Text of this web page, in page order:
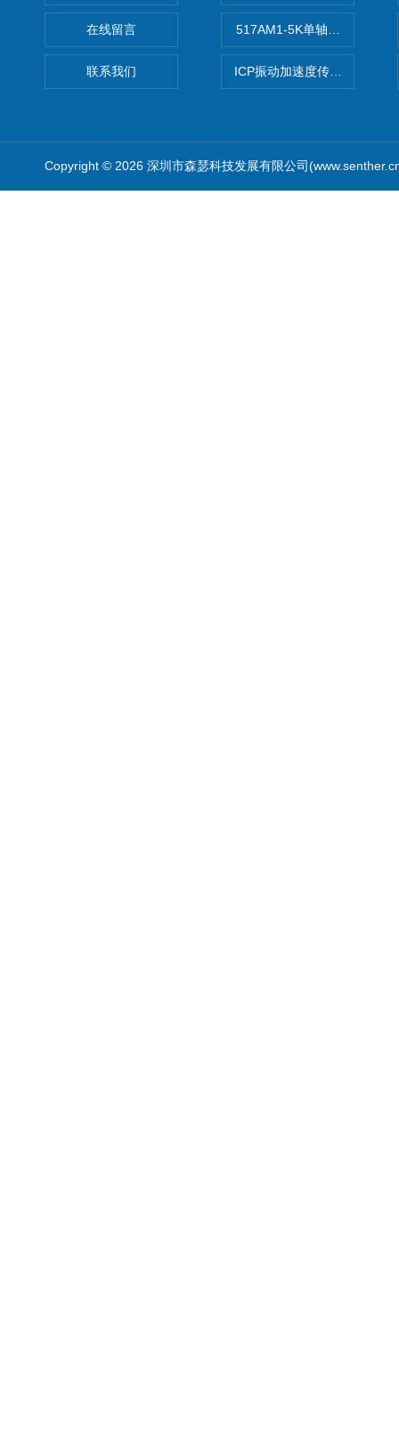
在线留言
联系我们
517AM1-5K单轴冲击IEPE加
ICP振动加速度传感器
Copyright © 2026 深圳市森瑟科技发展有限公司